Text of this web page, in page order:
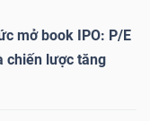
mở book IPO: P/E
chiến lược tăng